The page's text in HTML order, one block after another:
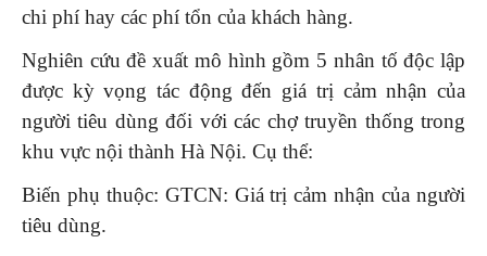
chi phí hay các phí tổn của khách hàng.
Nghiên cứu đề xuất mô hình gồm 5 nhân tố độc lập
được kỳ vọng tác động đến giá trị cảm nhận của
người tiêu dùng đối với các chợ truyền thống trong
khu vực nội thành Hà Nội. Cụ thể:
Biến phụ thuộc: GTCN: Giá trị cảm nhận của người
tiêu dùng.